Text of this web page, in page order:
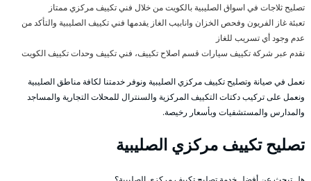
تصليح ثلاجات في اسواق الصليبية بالكويت من خلال فني تكييف مركزي ممتاز
تعبئة غاز الفريون وفحص الخزان وانابيب الغاز يقدمها فني تكييف الصليبية والتأكد من
عدم وجود أي تسريب للغاز
نقدم عبر شركة تكييف سيارات قسم اصلاح تكييف، فني تكييف وحدات تكييف الكويت
نعمل في صيانة وتصليح تكييف مركزي الصليبية ونوفر خدمتنا لكافة مناطق الصليبية
ونعمل على تركيب دكتات التكييف المركزية والسنترال للمحلات التجارية والمساجد
والمدارس والمستشفيات وبأسعار رخيصة.
تصليح تكييف مركزي الصليبية